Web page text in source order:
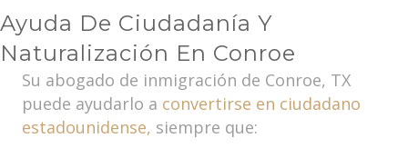
Ayuda De Ciudadanía Y
Naturalización En Conroe
Su abogado de inmigración de Conroe, TX
puede ayudarlo a convertirse en ciudadano
estadounidense, siempre que: